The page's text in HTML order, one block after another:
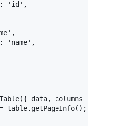
: 'id' ,
,
: 'name' ,
({ data, columns },
table. getPageInfo();